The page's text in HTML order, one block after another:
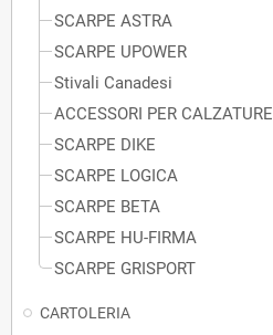
SCARPE ASTRA
SCARPE UPOWER
Stivali Canadesi
ACCESSORI PER CALZATURE
SCARPE DIKE
SCARPE LOGICA
SCARPE BETA
SCARPE HU-FIRMA
SCARPE GRISPORT
CARTOLERIA